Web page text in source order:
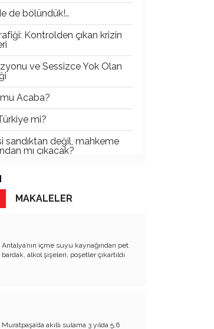
de bölündük!..
Kontrolden çıkan krizin
ve Sessizce Yok Olan
Acaba?
mi?
sandıktan değil, mahkeme
mı çıkacak?
kaderi!..
Dahil Sistemi
ve Şimşek’e
Deneyi!..
Özel’e açık mektup!..
zirvesine oturdu!..
Başka Antalya yok!..
MAKALELER
Antalya’nın içme suyu kaynağından pet
bardak, alkol şişeleri, poşetler çıkartıldı
Muratpaşa’da akıllı sulama 3 yılda 5,6